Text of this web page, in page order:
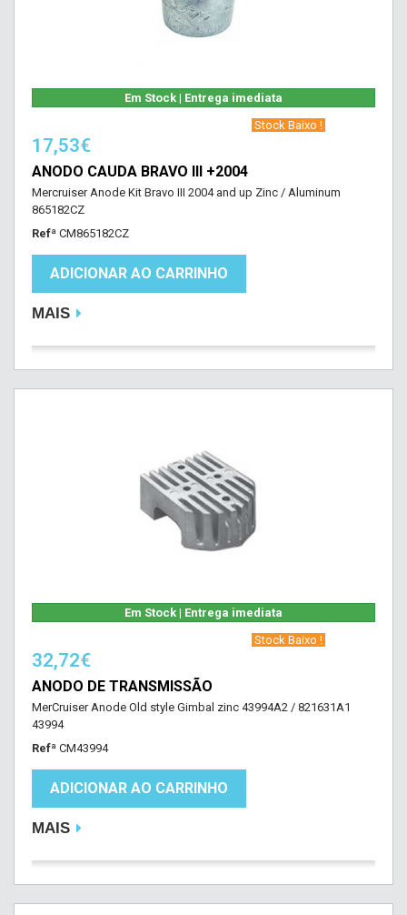
Em Stock | Entrega imediata
‎ Stock Baixo !‎ ‎
17,53€
ANODO CAUDA BRAVO III +2004
Mercruiser Anode Kit Bravo III 2004 and up Zinc / Aluminum
865182CZ
Refª CM865182CZ
ADICIONAR AO CARRINHO
MAIS
Em Stock | Entrega imediata
‎ Stock Baixo !‎ ‎
32,72€
ANODO DE TRANSMISSÃO
MerCruiser Anode Old style Gimbal zinc 43994A2 / 821631A1
43994
Refª CM43994
ADICIONAR AO CARRINHO
MAIS